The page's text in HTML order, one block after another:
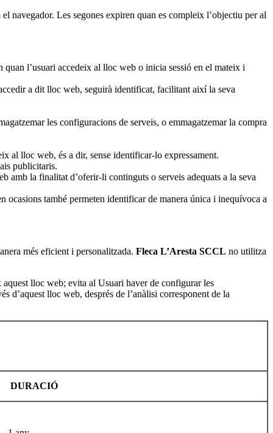
navegador. Les segones expiren quan es compleix l’objectiu per al
l’usuari accedeix al lloc web o inicia sessió en el mateix i
a dit lloc web, seguirà identificat, facilitant així la seva
les configuracions de serveis, o emmagatzemar la compra
al lloc web, és a dir, sense identificar-lo expressament.
publicitaris.
amb la finalitat d’oferir-li continguts o serveis adequats a la seva
també permeten identificar de manera única i inequívoca a
més eficient i personalitzada. Fleca L’Aresta SCCL no utilitza
aquest lloc web; evita al Usuari haver de configurar les
d’aquest lloc web, després de l’anàlisi corresponent de la
DURACIÓ